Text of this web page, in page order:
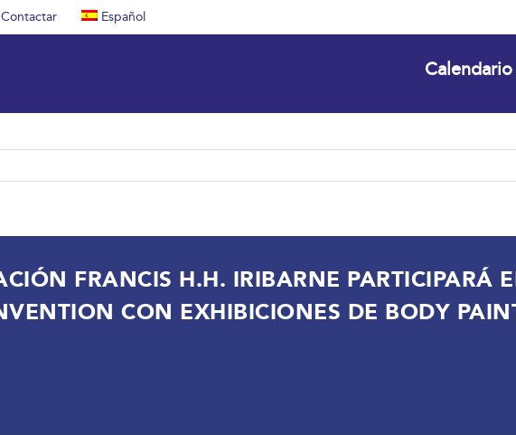
Contactar Español
Calendario
FRANCIS H.H. IRIBARNE PARTICIPARÁ
CON EXHIBICIONES DE BODY